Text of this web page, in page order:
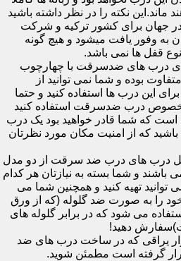
نکته را در نظر داشته باشید
جهان برای کشور ترکیه و شرکت
به وفور یافت میشود و هیچ گونه
قفل ها نمی باشد.
درب های ضدسرقت با چهارچوب
بوده و شما نمی توانید از
این درب ها استفاده کنید و حتما
درب ضدسرقت استفاده کنید
است که شما قادر خواهید بود یک درب
که از امنیت مکان مورد نظرتان
درب های درب ضد سرقت از دو مدل
و شما بسته به نیازتان هر کدام
توانید تهیه کنید و همچنین شما می
را به صورت ضد گلوله (که از ورق
می شود که در برابر گلوله های
دهید!
یراقی که در ساخت درب های ضد
گرفته است مطمئن شوید.